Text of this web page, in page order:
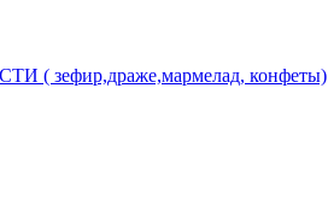
зефир,драже,мармелад, конфеты)